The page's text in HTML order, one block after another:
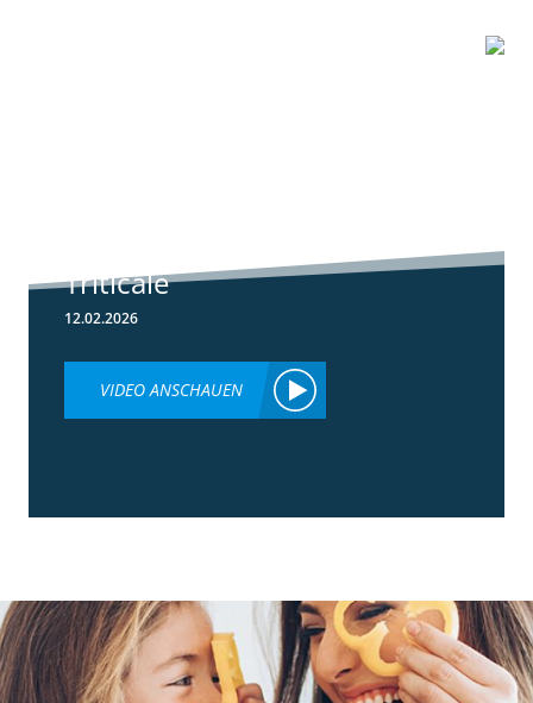
Triticale
12.02.2026
VIDEO ANSCHAUEN